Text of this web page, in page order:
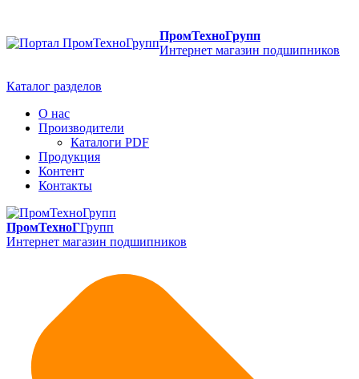
ПромТехноГрупп
Интернет магазин подшипников
Каталог разделов
О нас
Производители
Каталоги PDF
Продукция
Контент
Контакты
ПромТехноГГрупп
Интернет магазин подшипников